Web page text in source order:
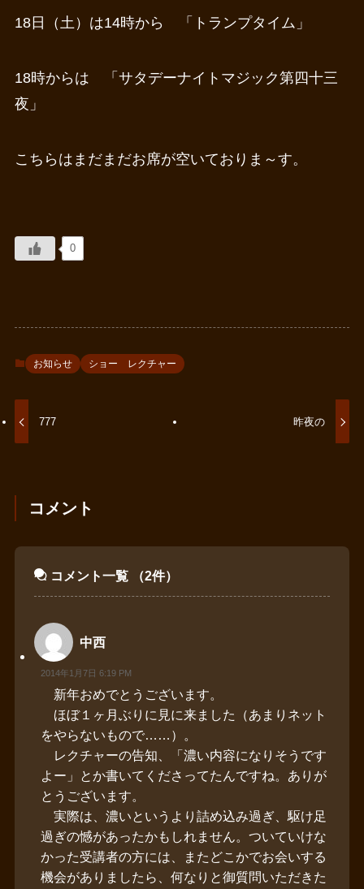
18日（土）は14時から 「トランプタイム」
18時からは 「サタデーナイトマジック第四十三
夜」
こちらはまだまだお席が空いておりま～す。
0
お知らせ ショー レクチャー
777 昨夜の
コメント
コメント一覧 （2件）
中西
2014年1月7日 6:19 PM
新年おめでとうございます。
ほぼ１ヶ月ぶりに見に来ました（あまりネット
をやらないもので……）。
レクチャーの告知、「濃い内容になりそうです
よー」とか書いてくださってたんですね。ありが
とうございます。
実際は、濃いというより詰め込み過ぎ、駆け足
過ぎの憾があったかもしれません。ついていけな
かった受講者の方には、またどこかでお会いする
機会がありましたら、何なりと御質問いただきた